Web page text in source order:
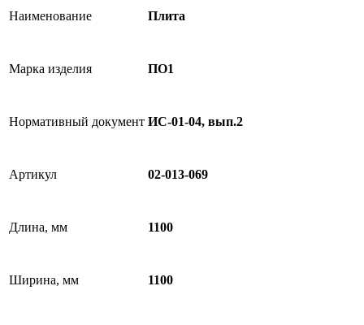
Наименование Плита
Марка изделия ПО1
Нормативный документ ИС-01-04, вып.2
Артикул 02-013-069
Длина, мм 1100
Ширина, мм 1100